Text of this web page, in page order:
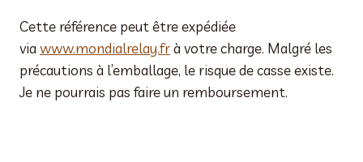
Cette référence peut être expédiée
via www.mondialrelay.frà votre charge. Malgré les
précautions à l’emballage, le risque de casse existe.
Je ne pourrais pas faire un remboursement.